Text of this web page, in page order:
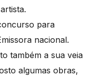
para
nacional.
também a sua veia
algumas obras,